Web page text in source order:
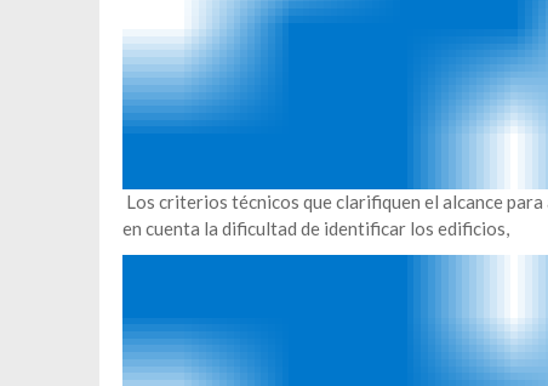
Los criterios técnicos que clarifiquen el alcance
en cuenta la dificultad de identificar los edificios,